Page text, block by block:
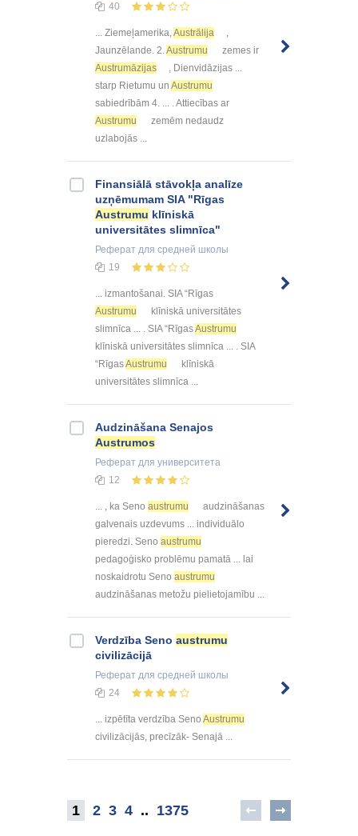
40
... Ziemeļamerika,Austrālija
,
Jaunzēlande. 2.Austrumu
zemes ir
Austrumāzijas
, Dienvidāzijas ...
starp Rietumu un Austrumu
sabiedrībām 4. ... . Attiecības ar
Austrumu
zemēm nedaudz
uzlabojās ...
Finansiālā stāvokļa analīze
uzņēmumam SIA "Rīgas
Austrumu klīniskā
universitātes slimnīca"
Реферат для средней школы
19
... izmantošanai. SIA “Rīgas
Austrumu
klīniskā universitātes
slimnīca ... . SIA “RīgasAustrumu
klīniskā universitātes slimnīca ... . SIA
“RīgasAustrumu
klīniskā
universitātes slimnīca ...
Audzināšana Senajos
Austrumos
Реферат для университета
12
... , ka Seno austrumu
audzināšanas
galvenais uzdevums ... individuālo
pieredzi. Seno austrumu
pedagoģisko problēmu pamatā ... lai
noskaidrotu Seno austrumu
audzināšanas metožu pielietojamību ...
Verdzība Seno austrumu
civilizācijā
Реферат для средней школы
24
... izpētīta verdzība Seno Austrumu
civilizācijās, precīzāk- Senajā ...
1 2 3 4 .. 1375